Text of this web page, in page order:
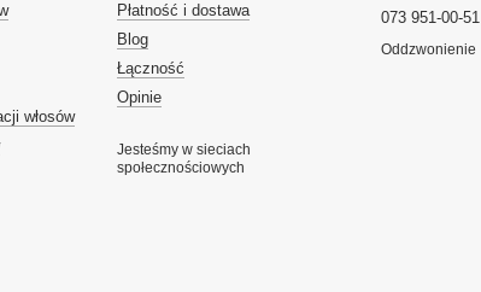
włosów
Płatność i dostawa
Blog
Łączność
Opinie
Jesteśmy w sieciach
społecznościowych
073 951-00-51
Oddzwonienie